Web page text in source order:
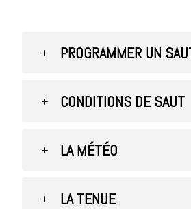
PROGRAMMER UN
CONDITIONS DE SAUT
LA MÉTÉO
LA TENUE